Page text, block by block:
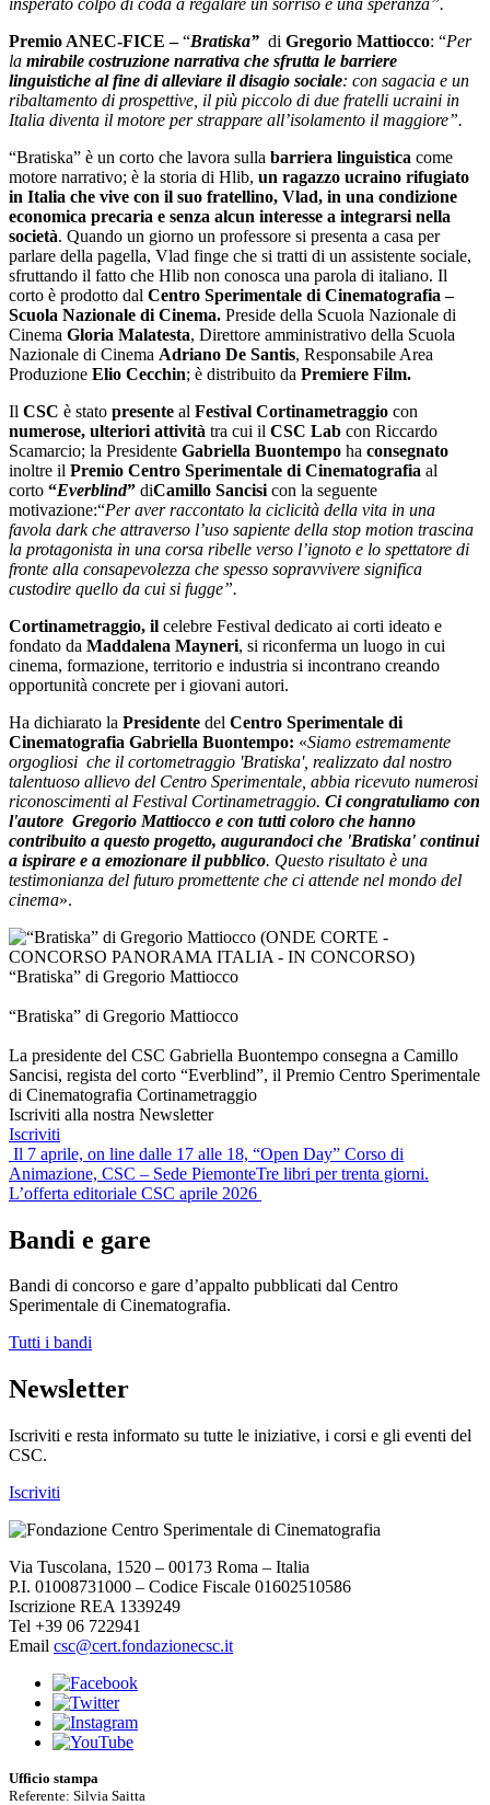
Premio ANEC-FICE –“Bratiska” di Gregorio Mattiocco: “Per
la mirabile costruzione narrativa che sfrutta le barriere
linguistiche al fine di alleviare il disagio sociale: con sagacia e un
ribaltamento di prospettive, il più piccolo di due fratelli ucraini in
Italia diventa il motore per strappare all’isolamento il maggiore”.
“Bratiska” è un corto che lavora sulla barriera linguistica come
motore narrativo; è la storia di Hlib, un ragazzo ucraino rifugiato
in Italia che vive con il suo fratellino, Vlad, in una condizione
economica precaria e senza alcun interesse a integrarsi nella
società. Quando un giorno un professore si presenta a casa per
parlare della pagella, Vlad finge che si tratti di un assistente sociale,
sfruttando il fatto che Hlib non conosca una parola di italiano. Il
corto è prodotto dal Centro Sperimentale di Cinematografia –
Scuola Nazionale di Cinema. Preside della Scuola Nazionale di
Cinema Gloria Malatesta, Direttore amministrativo della Scuola
Nazionale di Cinema Adriano De Santis, Responsabile Area
Produzione Elio Cecchin; è distribuito da Premiere Film.
Il CSC è stato presente al Festival Cortinametraggio con
numerose, ulteriori attività tra cui il CSC Lab con Riccardo
Scamarcio; la Presidente Gabriella Buontempo ha consegnato
inoltre il Premio Centro Sperimentale di Cinematografia al
corto “Everblind” diCamillo Sancisi con la seguente
motivazione:“Per aver raccontato la ciclicità della vita in una
favola dark che attraverso l’uso sapiente della stop motion trascina
la protagonista in una corsa ribelle verso l’ignoto e lo spettatore di
fronte alla consapevolezza che spesso sopravvivere significa
custodire quello da cui si fugge”.
Cortinametraggio, il celebre Festival dedicato ai corti ideato e
fondato da Maddalena Mayneri, si riconferma un luogo in cui
cinema, formazione, territorio e industria si incontrano creando
opportunità concrete per i giovani autori.
Ha dichiarato la Presidente del Centro Sperimentale di
Cinematografia Gabriella Buontempo: «Siamo estremamente
orgogliosi che il cortometraggio 'Bratiska', realizzato dal nostro
talentuoso allievo del Centro Sperimentale, abbia ricevuto numerosi
riconoscimenti al Festival Cortinametraggio. Ci congratuliamo con
l'autore Gregorio Mattiocco e con tutti coloro che hanno
contribuito a questo progetto, augurandoci che 'Bratiska' continui
a ispirare e a emozionare il pubblico. Questo risultato è una
testimonianza del futuro promettente che ci attende nel mondo del
cinema».
“Bratiska” di Gregorio Mattiocco
“Bratiska” di Gregorio Mattiocco
La presidente del CSC Gabriella Buontempo consegna a Camillo
Sancisi, regista del corto “Everblind”, il Premio Centro Sperimentale
di Cinematografia Cortinametraggio
Iscriviti alla nostra Newsletter
Iscriviti
Navigazione
articoli
Il 7 aprile, on line dalle 17 alle 18, “Open Day” Corso di
Animazione, CSC – Sede PiemonteTre libri per trenta giorni.
L’offerta editoriale CSC aprile 2026
Bandi e gare
Bandi di concorso e gare d’appalto pubblicati dal Centro
Sperimentale di Cinematografia.
Tutti i bandi
Newsletter
Iscriviti e resta informato su tutte le iniziative, i corsi e gli eventi del
CSC.
Iscriviti
Via Tuscolana, 1520 – 00173 Roma – Italia
P.I. 01008731000 – Codice Fiscale 01602510586
Iscrizione REA 1339249
Tel +39 06 722941
Email csc@cert.fondazionecsc.it
Ufficio stampa
Referente: Silvia Saitta